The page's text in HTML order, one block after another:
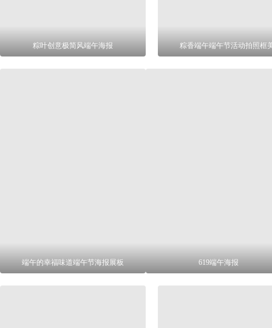
粽叶创意极简风端午海报 粽香端午端午节活动拍照框
端午的幸福味道端午节海报展板 619端午海报